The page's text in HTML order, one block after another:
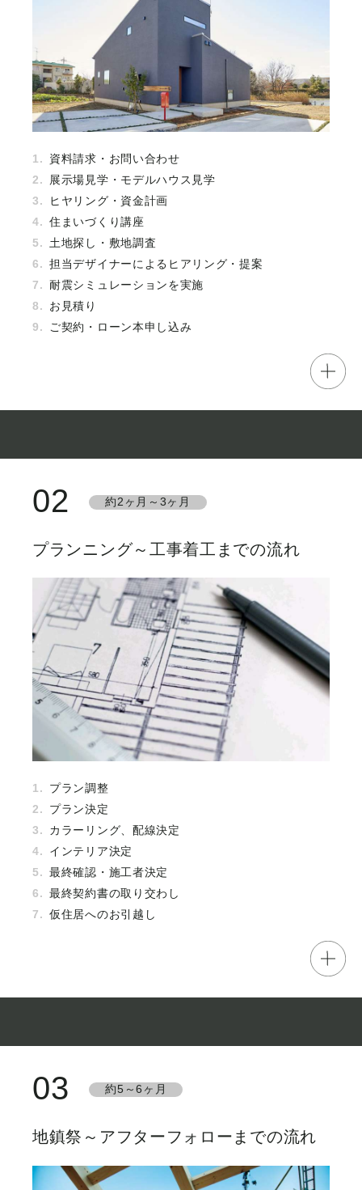
資料請求・お問い合わせ
展示場見学・モデルハウス見学
ヒヤリング・資金計画
住まいづくり講座
土地探し・敷地調査
担当デザイナーによるヒアリング・提案
耐震シミュレーションを実施
お見積り
ご契約・ローン本申し込み
02 約2ヶ月～3ヶ月
プランニング～工事着工までの流れ
プラン調整
プラン決定
カラーリング、配線決定
インテリア決定
最終確認・施工者決定
最終契約書の取り交わし
仮住居へのお引越し
03 約5～6ヶ月
地鎮祭～アフターフォローまでの流れ